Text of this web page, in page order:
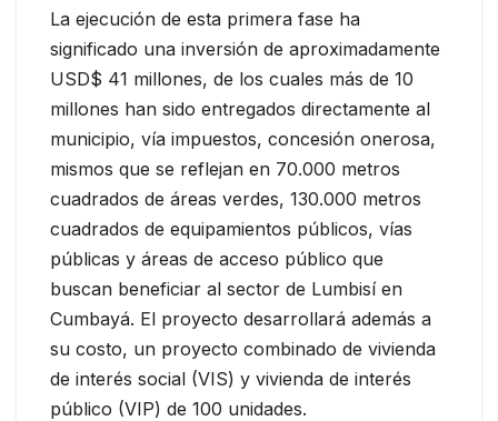
La ejecución de esta primera fase ha
significado una inversión de aproximadamente
USD$ 41 millones, de los cuales más de 10
millones han sido entregados directamente al
municipio, vía impuestos, concesión onerosa,
mismos que se reflejan en 70.000 metros
cuadrados de áreas verdes, 130.000 metros
cuadrados de equipamientos públicos, vías
públicas y áreas de acceso público que
buscan beneficiar al sector de Lumbisí en
Cumbayá. El proyecto desarrollará además a
su costo, un proyecto combinado de vivienda
de interés social (VIS) y vivienda de interés
público (VIP) de 100 unidades.